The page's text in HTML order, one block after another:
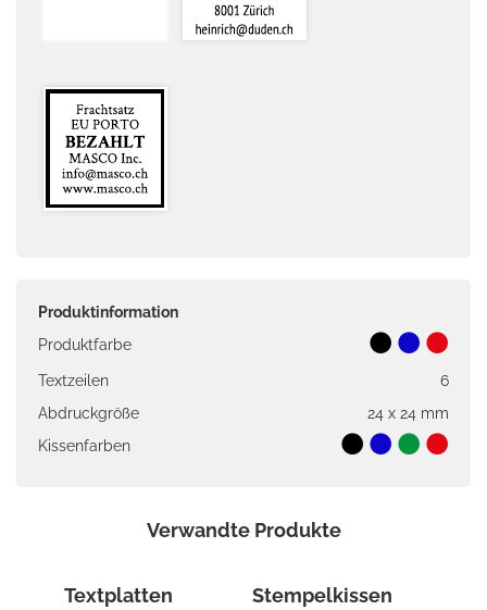
Produktinformation
Produktfarbe
Textzeilen
6
Abdruckgröße
24 x 24 mm
Kissenfarben
Verwandte Produkte
Textplatten Stempelkissen